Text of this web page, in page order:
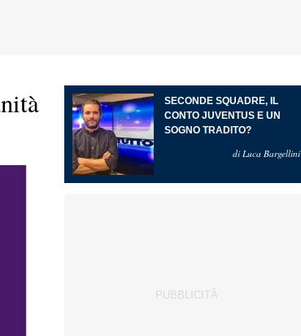
SECONDE SQUADRE, IL
CONTO JUVENTUS E UN
SOGNO TRADITO?
di Luca Bargellini